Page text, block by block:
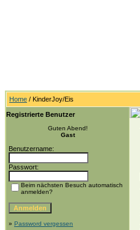
Home / KinderJoy/Eis
Registrierte Benutzer
Guten Abend!
Gast
Benutzername:
Passwort:
Beim nächsten Besuch automatisch
anmelden?
» Password vergessen